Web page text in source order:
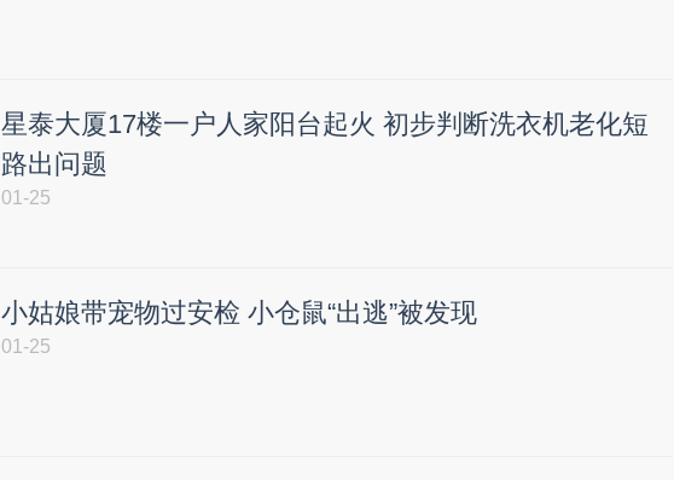
星泰大厦17楼一户人家阳台起火 初步判断洗衣机老化短
路出问题
01-25
小姑娘带宠物过安检 小仓鼠“出逃”被发现
01-25